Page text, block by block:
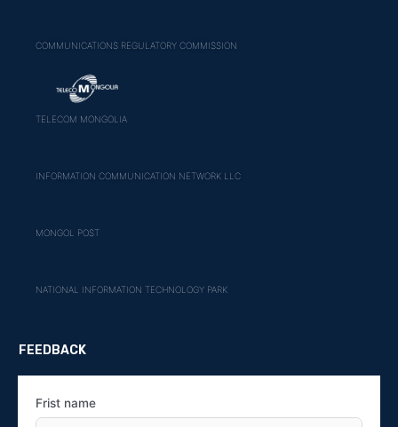
COMMUNICATIONS REGULATORY COMMISSION
TELECOM MONGOLIA
INFORMATION COMMUNICATION NETWORK LLC
MONGOL POST
NATIONAL INFORMATION TECHNOLOGY PARK
FEEDBACK
Frist name